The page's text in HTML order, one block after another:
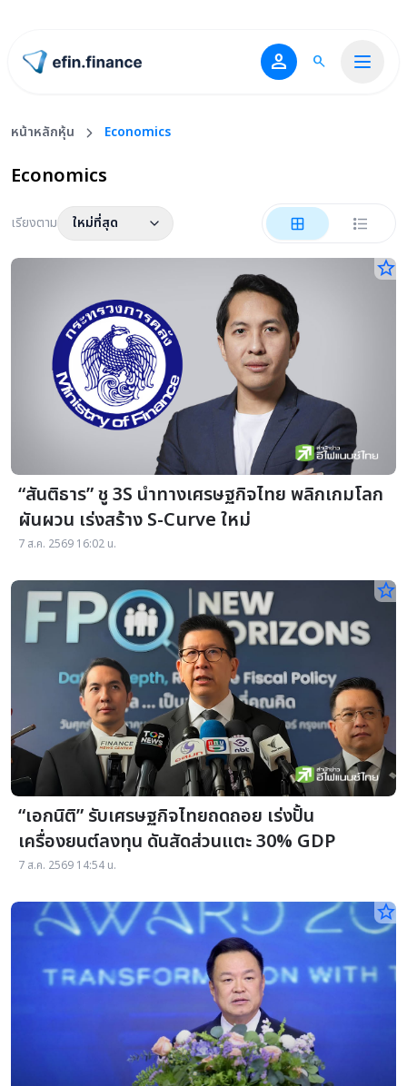
ไปหน้าแรก person search
หน้าหลักหุ้น Economics
Economics
เรียงตาม ใหม่ที่สุด
star_border
“สันติธาร” ชู 3S นำทางเศรษฐกิจไทย พลิกเกมโลก
ผันผวน เร่งสร้าง S-Curve ใหม่
7 ส.ค. 2569 16:02 น.
star_border
“เอกนิติ” รับเศรษฐกิจไทยถดถอย เร่งปั้น
เครื่องยนต์ลงทุน ดันสัดส่วนแตะ 30% GDP
7 ส.ค. 2569 14:54 น.
star_border